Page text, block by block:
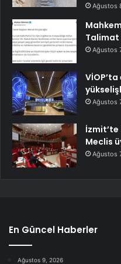
Ağustos
Talimat
Ağustos
Ağustos
İzmit’te
Meclis
Ağustos
En Güncel Haberler
Ağustos 9, 2026